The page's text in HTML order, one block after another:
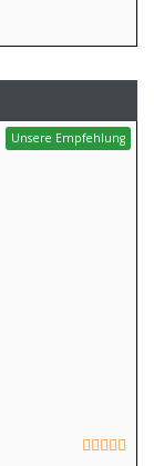
Unsere Empfehlung